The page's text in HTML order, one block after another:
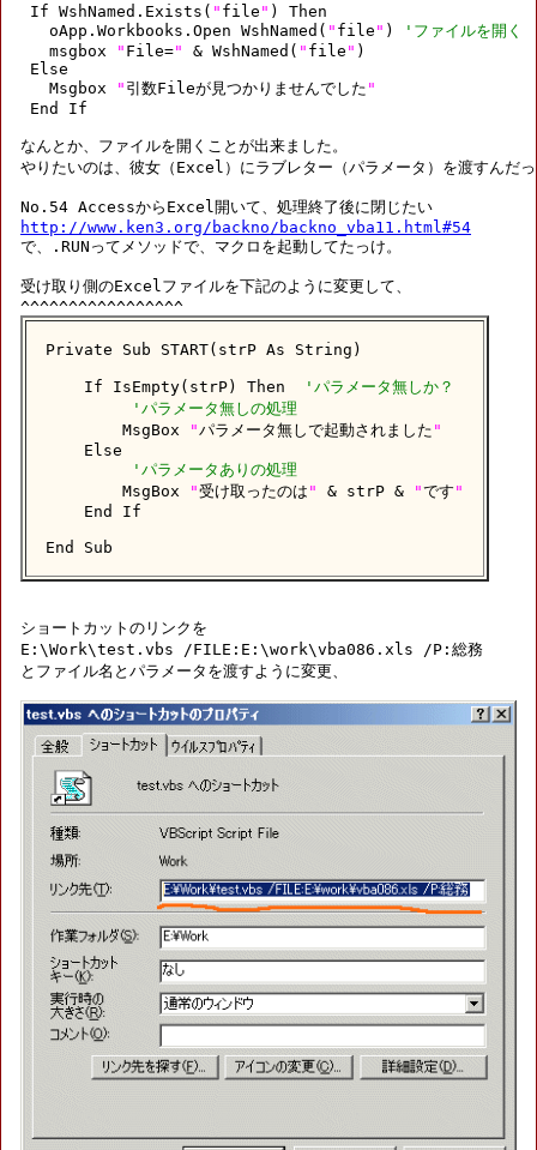
If WshNamed.Exists( " file " ) Then
   oApp.Workbooks.Open WshNamed(
" file " )
'ファイルを開く
   msgbox
" File=" & WshNamed( " file " )
Else
   Msgbox
" 引数Fileが見つかりませんでした "
End If
なんとか、ファイルを開くことが出来ました。
やりたいのは、彼女（Excel）にラブレター（パラメータ）を渡すんだ
http://www.ken3.org/backno/backno_vba11.html#54
で、.RUNってメソッドで、マクロを起動してたっけ。
受け取り側のExcelファイルを下記のように変更して、
Private Sub START(strP As String)
    If IsEmpty(strP) Then
'パラメータ無しか？
'パラメータ無しの処理
        MsgBox
"パラメータ無しで起動されました "
    Else
'パラメータありの処理
        MsgBox
"受け取ったのは " & strP & "です "
    End If
End Sub
ショートカットのリンクを
E:\Work\test.vbs /FILE:E:\work\vba086.xls /P:総務
とファイル名とパラメータを渡すように変更、